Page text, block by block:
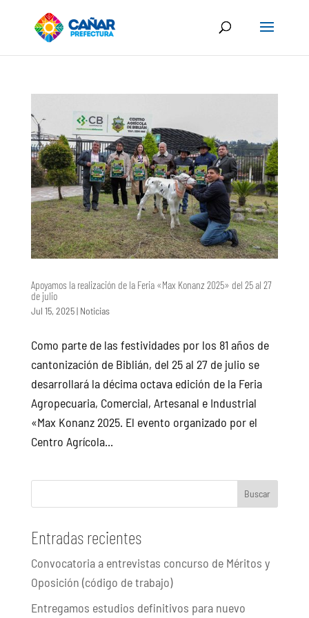
Apoyamos la realización de la Feria «Max Konanz 2025» del 25 al 27
de julio
Jul 15, 2025| Noticias
Como parte de las festividades por los 81 años de
cantonización de Biblián, del 25 al 27 de julio se
desarrollará la décima octava edición de la Feria
Agropecuaria, Comercial, Artesanal e Industrial
«Max Konanz 2025. El evento organizado por el
Centro Agrícola...
Buscar
Entradas recientes
Convocatoria a entrevistas concurso de Méritos y
Oposición (código de trabajo)
Entregamos estudios definitivos para nuevo